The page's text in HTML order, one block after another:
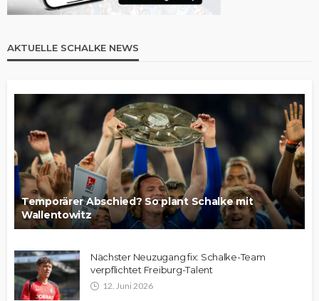
AKTUELLE SCHALKE NEWS
Temporärer Abschied? So plant Schalke mit
Wallentowitz
Nächster Neuzugang fix: Schalke-Team
verpflichtet Freiburg-Talent
12. Juni 2026